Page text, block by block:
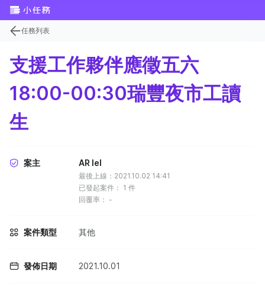
任務列表
支援工作夥伴應徵五六
18:00-00:30瑞豐夜市工讀
生
案主 AR Iel
最後上線：2021.10.02 14:41
已發起案件： 1 件
回覆率： -
案件類型 其他
發佈日期 2021.10.01